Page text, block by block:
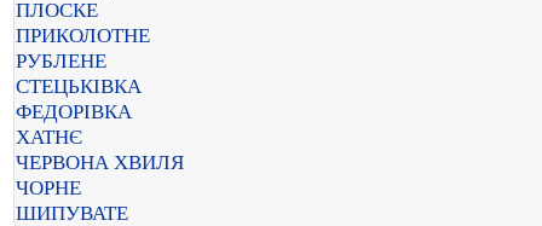
ПЛОСКЕ
ПРИКОЛОТНЕ
РУБЛЕНЕ
СТЕЦЬКІВКА
ФЕДОРІВКА
ХАТНЄ
ЧЕРВОНА ХВИЛЯ
ЧОРНЕ
ШИПУВАТЕ